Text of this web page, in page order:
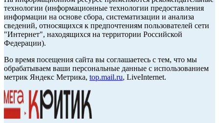
технологии (информационные технологии предоставления
информации на основе сбора, систематизации и анализа
сведений, относящихся к предпочтениям пользователей сети
"Интернет", находящихся на территории Российской
Федерации).
Во время посещения сайта вы соглашаетесь с тем, что мы
обрабатываем ваши персональные данные с использованием
метрик Яндекс Метрика, top.mail.ru, LiveInternet.